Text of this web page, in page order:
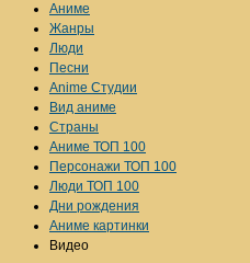
Аниме
Жанры
Люди
Песни
Anime Студии
Вид аниме
Страны
Аниме ТОП 100
Персонажи ТОП 100
Люди ТОП 100
Дни рождения
Аниме картинки
Видео